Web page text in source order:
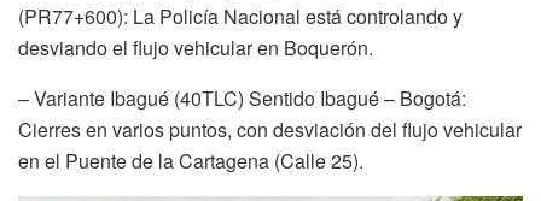
(PR77+600): La Policía Nacional está controlando y
desviando el flujo vehicular en Boquerón.
– Variante Ibagué (40TLC) Sentido Ibagué – Bogotá:
Cierres en varios puntos, con desviación del flujo vehicular
en el Puente de la Cartagena (Calle 25).